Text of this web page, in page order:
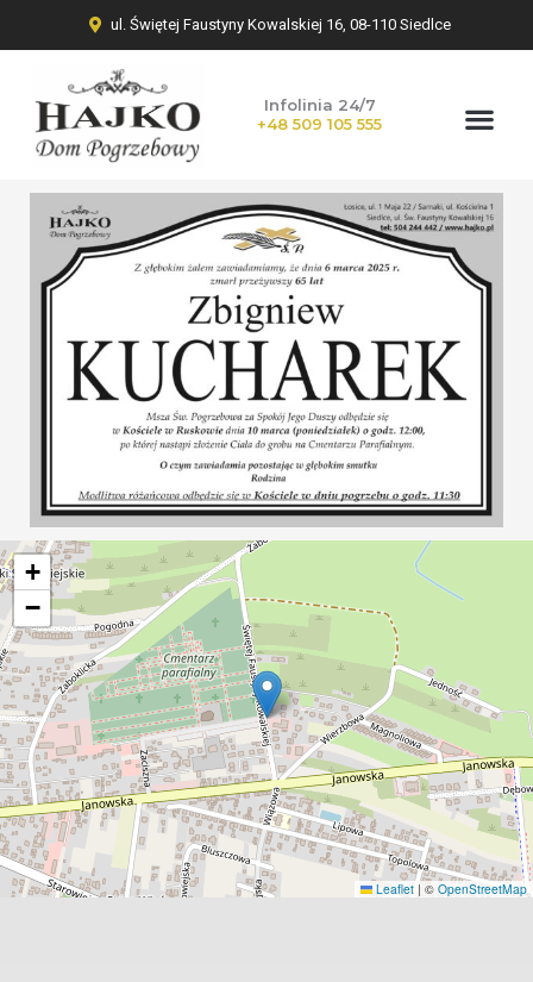
ul. Świętej Faustyny Kowalskiej 16, 08-110 Siedlce
Infolinia 24/7
+48 509 105 555
+
−
Leaflet | © OpenStreetMap